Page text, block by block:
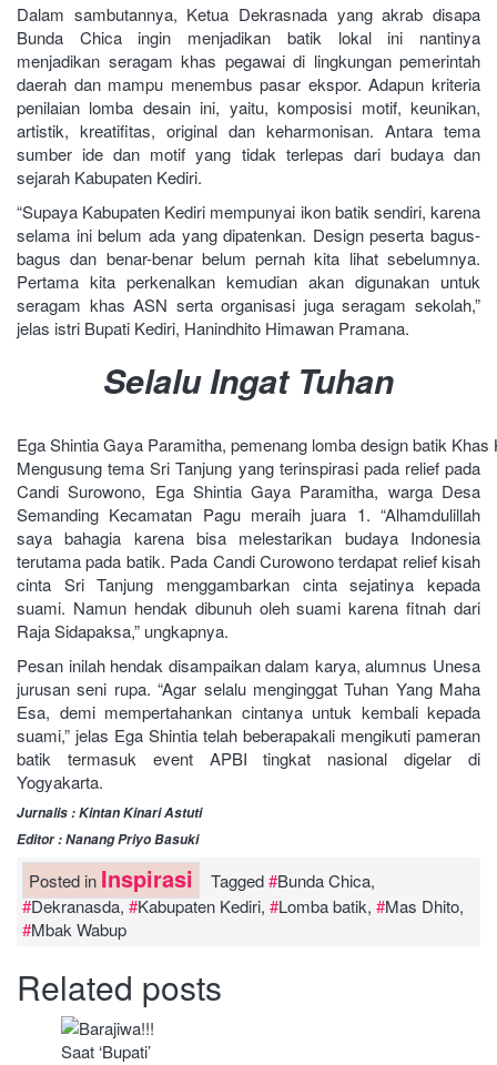
Dalam sambutannya, Ketua Dekrasnada yang akrab disapa
Bunda Chica ingin menjadikan batik lokal ini nantinya
menjadikan seragam khas pegawai di lingkungan pemerintah
daerah dan mampu menembus pasar ekspor. Adapun kriteria
penilaian lomba desain ini, yaitu, komposisi motif, keunikan,
artistik, kreatifitas, original dan keharmonisan. Antara tema
sumber ide dan motif yang tidak terlepas dari budaya dan
sejarah Kabupaten Kediri.
“Supaya Kabupaten Kediri mempunyai ikon batik sendiri, karena
selama ini belum ada yang dipatenkan. Design peserta bagus-
bagus dan benar-benar belum pernah kita lihat sebelumnya.
Pertama kita perkenalkan kemudian akan digunakan untuk
seragam khas ASN serta organisasi juga seragam sekolah,”
jelas istri Bupati Kediri, Hanindhito Himawan Pramana.
Selalu Ingat Tuhan
Ega Shintia Gaya Paramitha, pemenang lomba design batik
Mengusung tema Sri Tanjung yang terinspirasi pada relief pada
Candi Surowono, Ega Shintia Gaya Paramitha, warga Desa
Semanding Kecamatan Pagu meraih juara 1. “Alhamdulillah
saya bahagia karena bisa melestarikan budaya Indonesia
terutama pada batik. Pada Candi Curowono terdapat relief kisah
cinta Sri Tanjung menggambarkan cinta sejatinya kepada
suami. Namun hendak dibunuh oleh suami karena fitnah dari
Raja Sidapaksa,” ungkapnya.
Pesan inilah hendak disampaikan dalam karya, alumnus Unesa
jurusan seni rupa. “Agar selalu menginggat Tuhan Yang Maha
Esa, demi mempertahankan cintanya untuk kembali kepada
suami,” jelas Ega Shintia telah beberapakali mengikuti pameran
batik termasuk event APBI tingkat nasional digelar di
Yogyakarta.
Jurnalis : Kintan Kinari Astuti
Editor : Nanang Priyo Basuki
Posted in Inspirasi Tagged Bunda Chica,
Dekranasda, Kabupaten Kediri, Lomba batik, Mas Dhito,
Mbak Wabup
Related posts